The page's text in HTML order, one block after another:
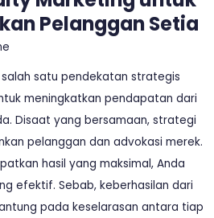
Pelanggan Setia
satu pendekatan strategis
meningkatkan pendapatan dari
Disaat yang bersamaan, strategi
pelanggan dan advokasi merek.
hasil yang maksimal, Anda
efektif. Sebab, keberhasilan dari
pada keselarasan antara tiap